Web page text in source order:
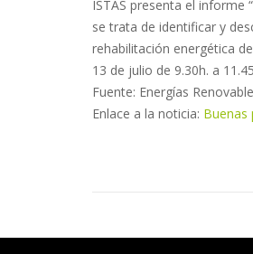
ISTAS presenta el informe
se trata de identificar y
rehabilitación energética
13 de julio de 9.30h. a
Fuente: Energías
Enlace a la noticia: Buenas